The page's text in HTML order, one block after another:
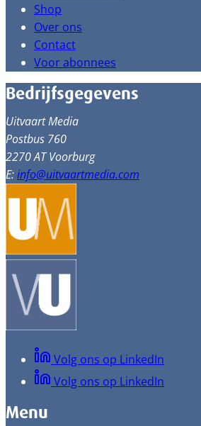
Shop
Over ons
Contact
Voor abonnees
Bedrijfsgegevens
Uitvaart Media
Postbus 760
2270 AT Voorburg
E:info@uitvaartmedia.com
Volg ons op LinkedIn
Volg ons op LinkedIn
Menu